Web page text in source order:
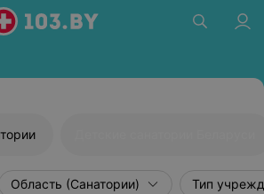
Область (Санатории) Тип